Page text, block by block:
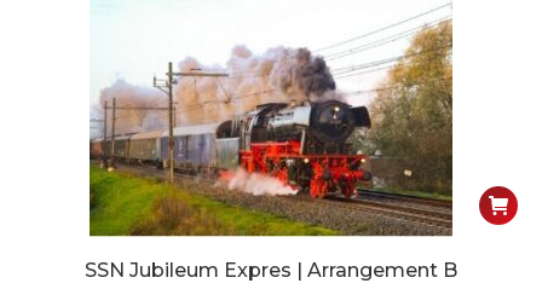
SSN Jubileum Expres | Arrangement B